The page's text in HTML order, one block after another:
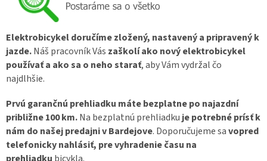
Elektrobicykel doručíme zložený, nastavený a pripravený k
jazde.Náš pracovník Vás zaškolí ako nový elektrobicykel
používať a ako sa o neho starať, aby Vám vydržal čo
najdlhšie.
Prvú garančnú prehliadku máte bezplatne po najazdní
približne 100 km.Na bezplatnú prehliadku je potrebné prísť k
nám do našej predajni v Bardejove. Doporučujeme savopred
telefonicky nahlásiť, pre vyhradenie času na